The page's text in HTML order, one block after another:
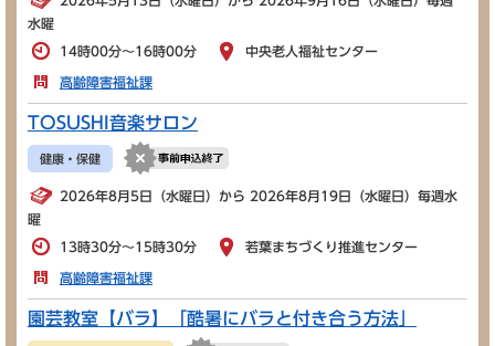
水曜
14時00分～16時00分 中央老人福祉センター
高齢障害福祉課
TOSUSHI音楽サロン
健康・保健
2026年8月5日（水曜日）から 2026年8月19日（水曜日）毎週水
曜
13時30分～15時30分 若葉まちづくり推進センター
高齢障害福祉課
園芸教室【バラ】「酷暑にバラと付き合う方法」